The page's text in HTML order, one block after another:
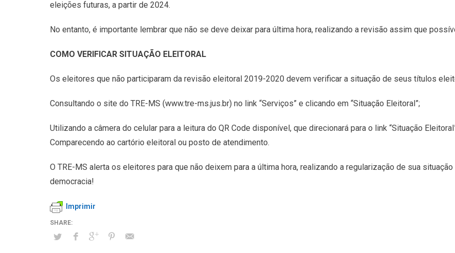
eleições futuras, a partir de 2024.
No entanto, é importante lembrar que não se deve deixar para última hora, realizando a revisão assim que
COMO VERIFICAR SITUAÇÃO ELEITORAL
Os eleitores que não participaram da revisão eleitoral 2019-2020 devem verificar a situação de seus títulos
Consultando o site do TRE-MS (www.tre-ms.jus.br) no link “Serviços” e clicando em “Situação Eleitoral”;
Utilizando a câmera do celular para a leitura do QR Code disponível, que direcionará para o link “Situação
Comparecendo ao cartório eleitoral ou posto de atendimento.
O TRE-MS alerta os eleitores para que não deixem para a última hora, realizando a regularização de sua
democracia!
Imprimir